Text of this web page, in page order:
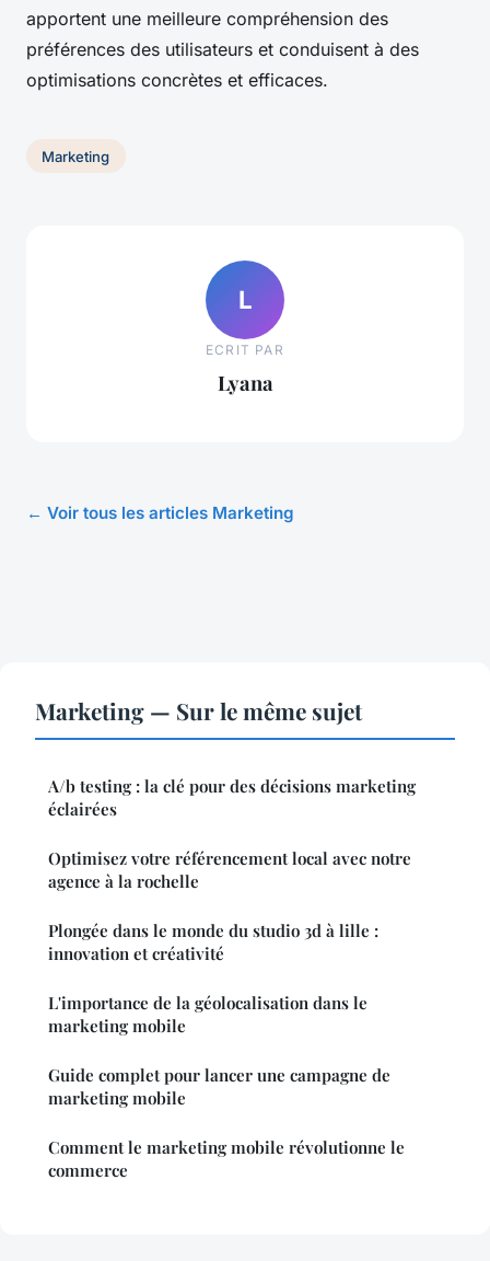
apportent une meilleure compréhension des
préférences des utilisateurs et conduisent à des
optimisations concrètes et efficaces.
Marketing
L
ECRIT PAR
Lyana
← Voir tous les articles Marketing
Marketing — Sur le même sujet
A/b testing : la clé pour des décisions marketing
éclairées
Optimisez votre référencement local avec notre
agence à la rochelle
Plongée dans le monde du studio 3d à lille :
innovation et créativité
L'importance de la géolocalisation dans le
marketing mobile
Guide complet pour lancer une campagne de
marketing mobile
Comment le marketing mobile révolutionne le
commerce